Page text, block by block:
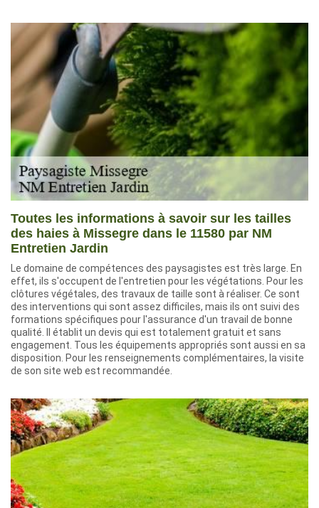
Toutes les informations à savoir sur les tailles
des haies à Missegre dans le 11580 par NM
Entretien Jardin
Le domaine de compétences des paysagistes est très large. En
effet, ils s'occupent de l'entretien pour les végétations. Pour les
clôtures végétales, des travaux de taille sont à réaliser. Ce sont
des interventions qui sont assez difficiles, mais ils ont suivi des
formations spécifiques pour l'assurance d'un travail de bonne
qualité. Il établit un devis qui est totalement gratuit et sans
engagement. Tous les équipements appropriés sont aussi en sa
disposition. Pour les renseignements complémentaires, la visite
de son site web est recommandée.